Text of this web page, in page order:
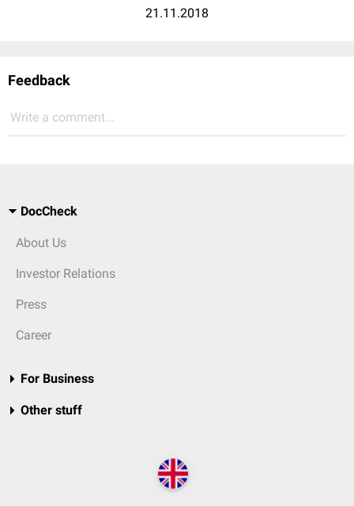
21.11.2018
Feedback
Write a comment...
DocCheck
About Us
Investor Relations
Press
Career
For Business
Other stuff